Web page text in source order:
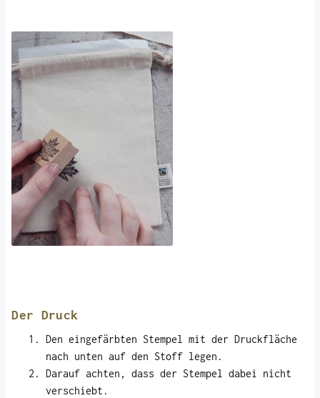
Der Druck
Den eingefärbten Stempel mit der Druckfläche
nach unten auf den Stoff legen.
Darauf achten, dass der Stempel dabei nicht
verschiebt.